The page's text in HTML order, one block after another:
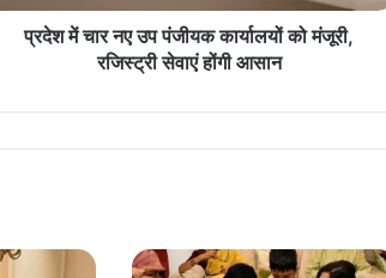
प्रदेश में चार नए उप पंजीयक कार्यालयों को मंजूरी,
रजिस्ट्री सेवाएं होंगी आसान